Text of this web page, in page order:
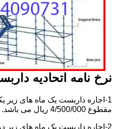
نرخ نامه اتحادیه
1-اجاره داربست یک ماه های زیر
مقطوع 4/500/000 ریال می باشد.
2-اجاره داربست یک ماه های زیر